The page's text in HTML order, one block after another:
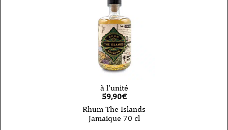
à l'unité
59,90€
Rhum The Islands
Jamaique 70 cl